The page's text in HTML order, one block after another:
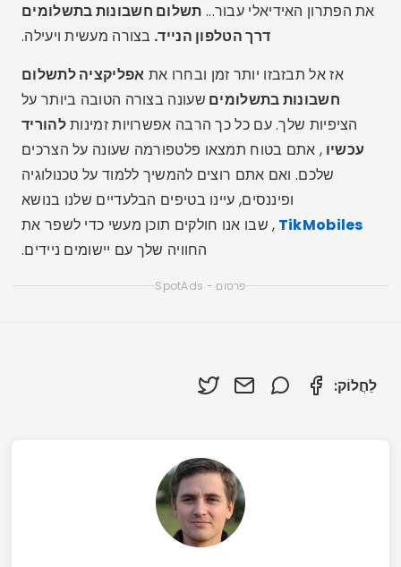
את הפתרון האידיאלי עבור... תשלום חשבונות בתשלומים
דרך הטלפון הנייד. בצורה מעשית ויעילה.
אז אל תבזבזו יותר זמן ובחרו את אפליקציה לתשלום
חשבונות בתשלומים שעונה בצורה הטובה ביותר על
הציפיות שלך. עם כל כך הרבה אפשרויות זמינותלהוריד
עכשיו , אתם בטוח תמצאו פלטפורמה שעונה על הצרכים
שלכם. ואם אתם רוצים להמשיך ללמוד על טכנולוגיה
ופיננסים, עיינו בטיפים הבלעדיים שלנו בנושא
TikMobiles , שבו אנו חולקים תוכן מעשי כדי לשפר את
החוויה שלך עם יישומים ניידים.
פרסום - SpotAds
לַחֲלוֹק: